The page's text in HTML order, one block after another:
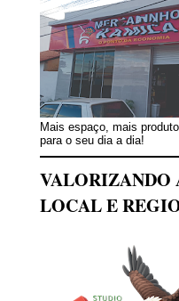
Mais espaço, mais
para o seu dia a dia!
VALORIZANDO
LOCAL E